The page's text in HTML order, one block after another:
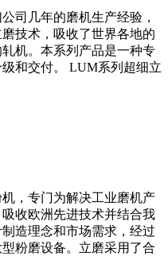
司几年的磨机生产经验，
技术，吸收了世界各地的
机。本系列产品是一种专
和交付。 LUM系列超细立
，专门为解决工业磨机产
收欧洲先进技术并结合我
造理念和市场需求，经过
粉磨设备。立磨采用了合